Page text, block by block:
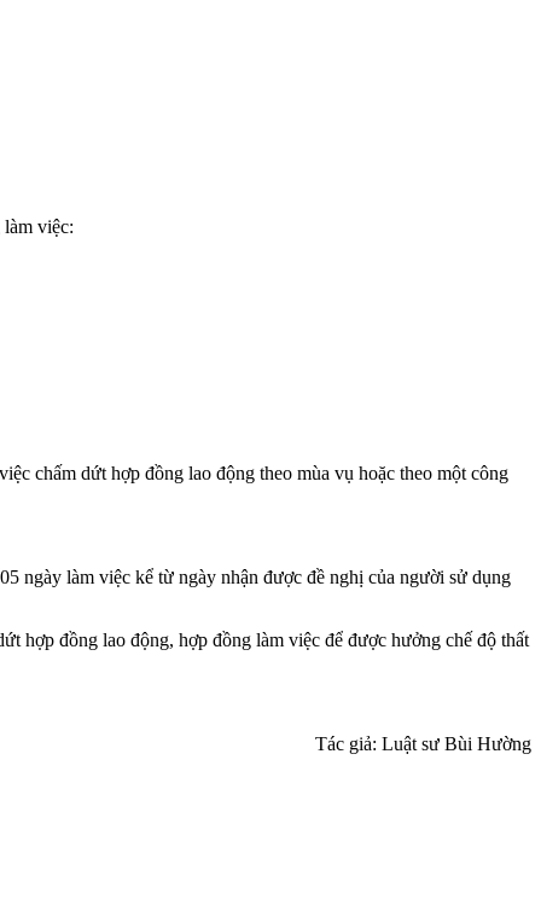
làm việc:
chấm dứt hợp đồng lao động theo mùa vụ hoặc theo một công
ngày làm việc kể từ ngày nhận được đề nghị của người sử dụng
hợp đồng lao động, hợp đồng làm việc để được hưởng chế độ thất
Tác giả: Luật sư Bùi Hường